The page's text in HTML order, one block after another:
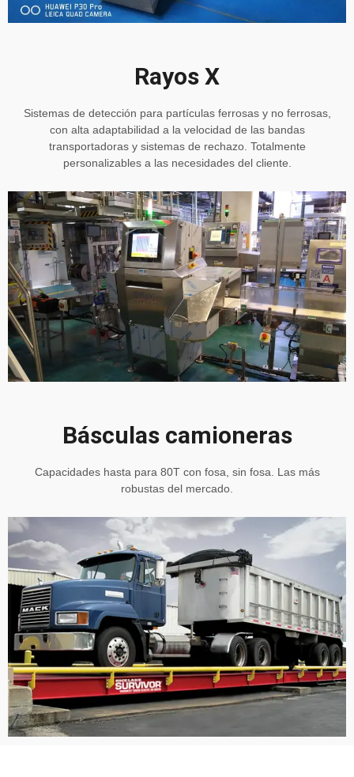
Rayos X
Sistemas de detección para partículas ferrosas y no ferrosas,
con alta adaptabilidad a la velocidad de las bandas
transportadoras y sistemas de rechazo. Totalmente
personalizables a las necesidades del cliente.
Básculas camioneras
Capacidades hasta para 80T con fosa, sin fosa. Las más
robustas del mercado.